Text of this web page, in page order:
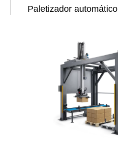
Paletizador